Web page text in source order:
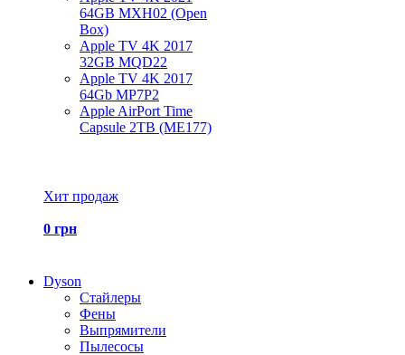
64GB MXH02 (Open
Box)
Apple TV 4K 2017
32GB MQD22
Apple TV 4K 2017
64Gb MP7P2
Apple AirPort Time
Capsule 2TB (ME177)
Хит продаж
0 грн
Dyson
Стайлеры
Фены
Выпрямители
Пылесосы